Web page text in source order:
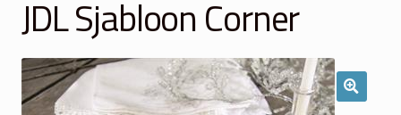
Winkelmand
Over Ons
JDL Sjabloon Corner